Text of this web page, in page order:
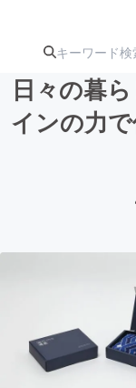
テク
映像・
日々の暮
インの力